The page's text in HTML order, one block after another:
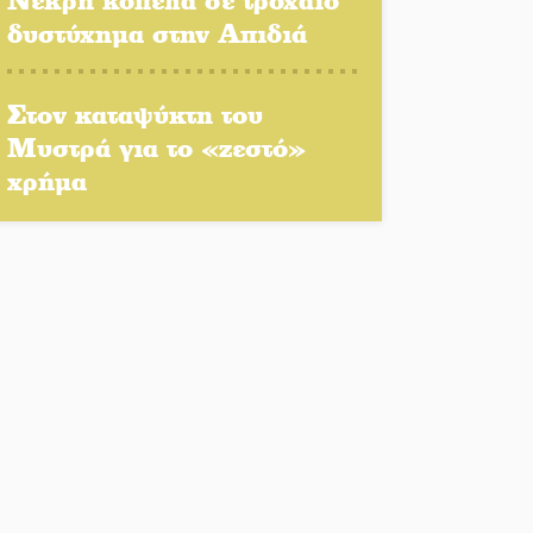
Νταλίκα έπεσε σε γκρεμό
48χρονος οδηγός
δυστύχημα στην Απιδιά
Στον καταψύκτη του
Μυστρά για το «ζεστό»
χρήμα